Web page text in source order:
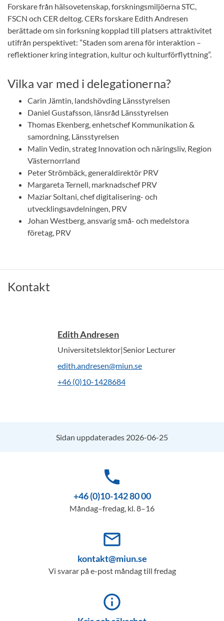
Forskare från hälsovetenskap, forskningsmiljöerna STC,
FSCN och CER deltog. CERs forskare Edith Andresen
berättade om sin forksning kopplad till platsers attraktivitet
utifrån perspektivet: ”Staden som arena för interaktion –
reflektioner kring integration, kultur och kulturförflyttning”.
Vilka var med i delegationerna?
Carin Jämtin, landshövding Länsstyrelsen
Daniel Gustafsson, länsråd Länsstyrelsen
Thomas Ekenberg, enhetschef Kommunikation &
samordning, Länsstyrelsen
Malin Vedin, strateg Innovation och näringsliv, Region
Västernorrland
Peter Strömbäck, generaldirektör PRV
Margareta Ternell, marknadschef PRV
Maziar Soltani, chef digitalisering- och
utvecklingsavdelningen, PRV
Johan Westberg, ansvarig små- och medelstora
företag, PRV
Kontakt
Edith Andresen
Universitetslektor|Senior Lecturer
edith.andresen@miun.se
+46 (0)10-1428684
Sidan uppdaterades 2026-06-25
phone
+46 (0)10-142 80 00
Måndag–fredag, kl. 8–16
mail_outline
kontakt@miun.se
Vi svarar på e-post måndag till fredag
info_outline